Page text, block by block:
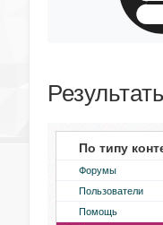
По типу
Форумы
Пользователи
Помощь